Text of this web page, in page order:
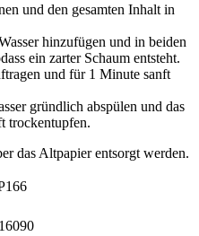
und den gesamten Inhalt in
hinzufügen und in beiden
ein zarter Schaum entsteht.
und für 1 Minute sanft
gründlich abspülen und das
trockentupfen.
das Altpapier entsorgt werden.